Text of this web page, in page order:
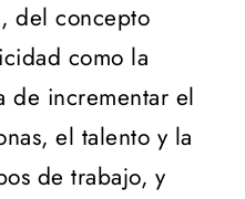
del concepto
como la
de incrementar el
el talento y la
de trabajo, y